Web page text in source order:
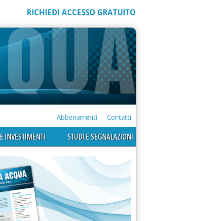
RICHIEDI ACCESSO GRATUITO
Abbonamenti Contatti
INVESTIMENTI STUDI E SEGNALAZIONI